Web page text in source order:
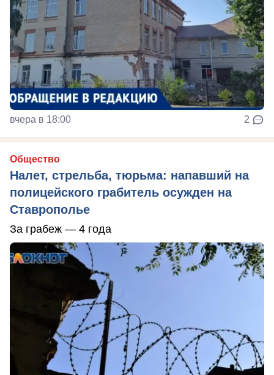
вчера в 18:00 2
Общество
Налет, стрельба, тюрьма: напавший на
полицейского грабитель осужден на
Ставрополье
За грабеж — 4 года